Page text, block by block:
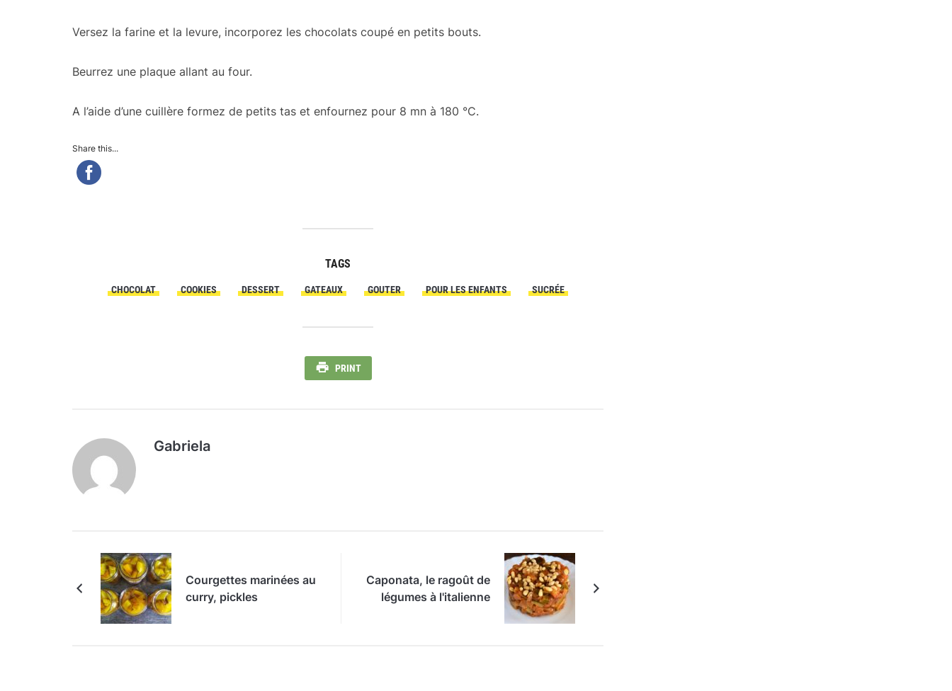
Versez la farine et la levure, incorporez les chocolats coupé en petits bouts.
Beurrez une plaque allant au four.
A l’aide d’une cuillère formez de petits tas et enfournez pour 8 mn à 180 °C.
Share this...
TAGS
CHOCOLAT COOKIES DESSERT GATEAUX GOUTER POUR LES ENFANTS SUCRÉE
PRINT
Gabriela
Courgettes marinées au
curry, pickles
Caponata, le ragoût de
légumes à l'italienne